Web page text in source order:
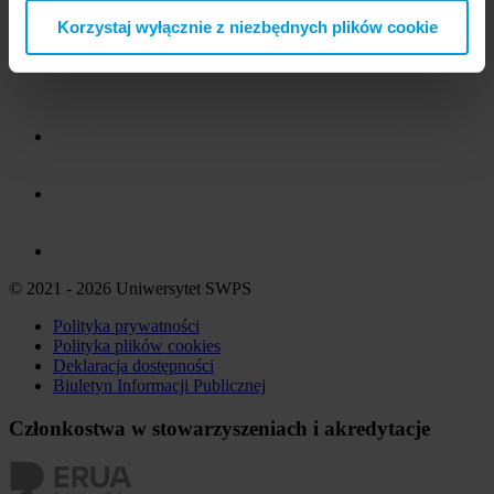
Korzystaj wyłącznie z niezbędnych plików cookie
© 2021 - 2026 Uniwersytet SWPS
Polityka prywatności
Polityka plików cookies
Deklaracja dostępności
Biuletyn Informacji Publicznej
Członkostwa w stowarzyszeniach i akredytacje